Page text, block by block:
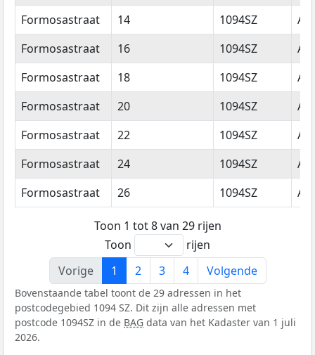
Formosastraat
14 1094SZ
Formosastraat
16 1094SZ
Formosastraat
18 1094SZ
Formosastraat
20 1094SZ
Formosastraat
22 1094SZ
Formosastraat
24 1094SZ
Formosastraat
26 1094SZ
Toon 1 tot 8 van 29 rijen
Toon
rijen
Vorige
1 2 3 4 Volgende
Bovenstaande tabel toont de 29 adressen in het
postcodegebied 1094 SZ. Dit zijn alle adressen met
postcode 1094SZ in de BAG data van het Kadaster van 1 juli
2026.